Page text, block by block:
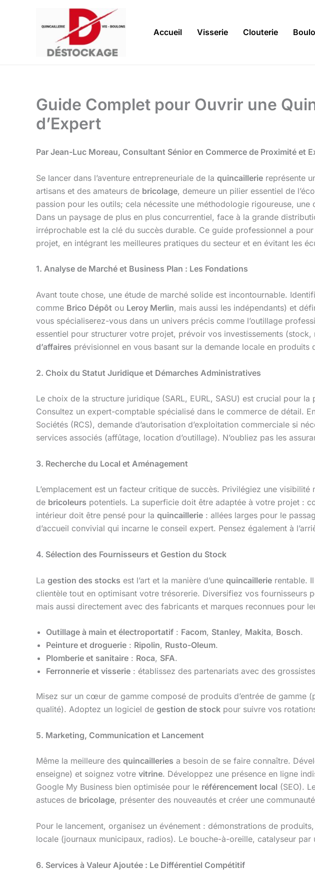
Accueil Visserie Clouterie
Guide Complet pour Ouvrir une
d’Expert
Par Jean-Luc Moreau, Consultant Sénior en Commerce de Proximité et
Se lancer dans l’aventure entrepreneuriale de la quincaillerie représente
artisans et des amateurs de bricolage, demeure un pilier essentiel de
passion pour les outils; cela nécessite une méthodologie rigoureuse,
Dans un paysage de plus en plus concurrentiel, face à la grande
irréprochable est la clé du succès durable. Ce guide professionnel a
projet, en intégrant les meilleures pratiques du secteur et en évitant les
1. Analyse de Marché et Business Plan : Les Fondations
Avant toute chose, une étude de marché solide est incontournable.
comme Brico Dépôt ou Leroy Merlin, mais aussi les indépendants) et
vous spécialiserez-vous dans un univers précis comme l’outillage
essentiel pour structurer votre projet, prévoir vos investissements
d’affaires prévisionnel en vous basant sur la demande locale en produits
2. Choix du Statut Juridique et Démarches Administratives
Le choix de la structure juridique (SARL, EURL, SASU) est crucial pour
Consultez un expert-comptable spécialisé dans le commerce de détail.
Sociétés (RCS), demande d’autorisation d’exploitation commerciale si
services associés (affûtage, location d’outillage). N’oubliez pas les
3. Recherche du Local et Aménagement
L’emplacement est un facteur critique de succès. Privilégiez une
de bricoleurs potentiels. La superficie doit être adaptée à votre projet :
intérieur doit être pensé pour la quincaillerie : allées larges pour le
d’accueil convivial qui incarne le conseil expert. Pensez également à
4. Sélection des Fournisseurs et Gestion du Stock
La gestion des stocks est l’art et la manière d’une quincaillerie rentable.
clientèle tout en optimisant votre trésorerie. Diversifiez vos fournisseurs
mais aussi directement avec des fabricants et marques reconnues pour
Outillage à main et électroportatif : Facom, Stanley, Makita, Bosch.
Peinture et droguerie : Ripolin, Rusto-Oleum.
Plomberie et sanitaire : Roca, SFA.
Ferronnerie et visserie : établissez des partenariats avec des
Misez sur un cœur de gamme composé de produits d’entrée de
qualité). Adoptez un logiciel de gestion de stock pour suivre vos
5. Marketing, Communication et Lancement
Même la meilleure des quincailleries a besoin de se faire connaître.
enseigne) et soignez votre vitrine. Développez une présence en ligne
Google My Business bien optimisée pour le référencement local (SEO).
astuces de bricolage, présenter des nouveautés et créer une
Pour le lancement, organisez un événement : démonstrations de
locale (journaux municipaux, radios). Le bouche-à-oreille, catalyseur
6. Services à Valeur Ajoutée : Le Différentiel Compétitif